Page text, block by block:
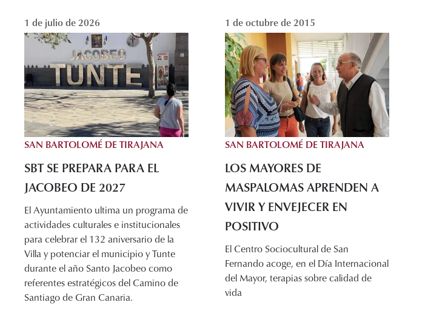
1 de julio de 2026
SAN BARTOLOMÉ DE TIRAJANA
SBT SE PREPARA PARA EL
JACOBEO DE 2027
El Ayuntamiento ultima un programa de
actividades culturales e institucionales
para celebrar el 132 aniversario de la
Villa y potenciar el municipio y Tunte
durante el año Santo Jacobeo como
referentes estratégicos del Camino de
Santiago de Gran Canaria.
1 de octubre de 2015
SAN BARTOLOMÉ DE TIRAJANA
LOS MAYORES DE
MASPALOMAS APRENDEN A
VIVIR Y ENVEJECER EN
POSITIVO
El Centro Sociocultural de San
Fernando acoge, en el Día Internacional
del Mayor, terapias sobre calidad de
vida